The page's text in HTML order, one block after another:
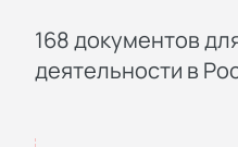
168 документов
деятельности в